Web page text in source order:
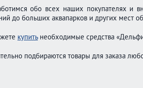
обо всех наших покупателях и
до больших аквапарков и других мест
купитьнеобходимые средства
подбираются товары для заказа